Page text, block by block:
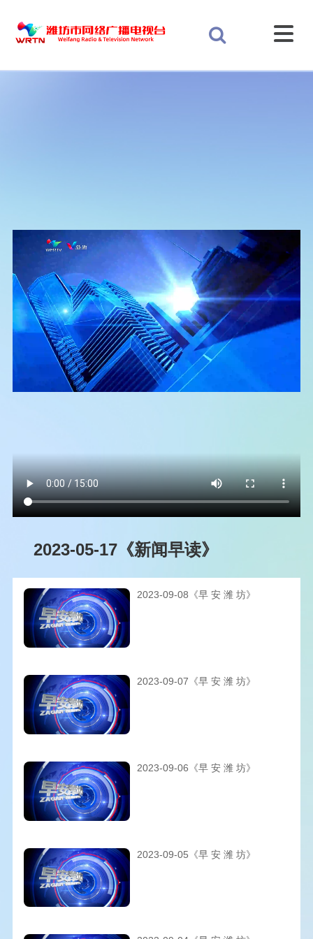
2023-05-17《新闻早读》
2023-09-08《早 安 潍 坊》
2023-09-07《早 安 潍 坊》
2023-09-06《早 安 潍 坊》
2023-09-05《早 安 潍 坊》